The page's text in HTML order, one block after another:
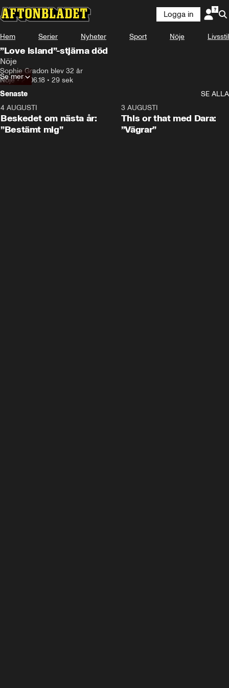
Logga in
Hem Serier Nyheter Sport Nöje Livsstil
”Love island”-stjärna död
Nöje
Sophie Gradon blev 32 år
Nöje•21.06.18 • 29 sek
Se mer
Senaste
SE ALLA
4 AUGUSTI
Beskedet om nästa år:
”Bestämt mig”
3 AUGUSTI
This or that med Dara:
”Vägrar”